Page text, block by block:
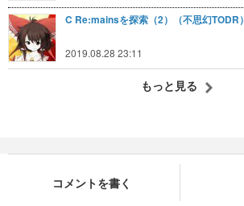
C Re:mainsを探索（2）（不思幻TODR）
2019.08.28 23:11
もっと見る
コメントを書く